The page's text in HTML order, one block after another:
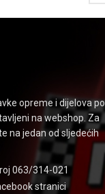
opreme i dijelova po
na webshop. Za
na jedan od sljedećih
063/314-021
stranici